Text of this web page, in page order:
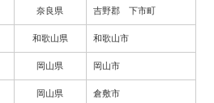
奈良県 吉野郡 下市町
和歌山県 和歌山市
岡山県 岡山市
岡山県 倉敷市